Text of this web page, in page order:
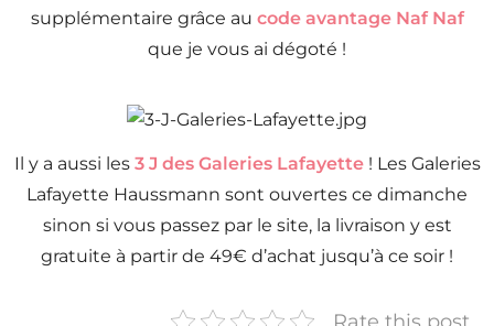
supplémentaire grâce au code avantage Naf Naf
que je vous ai dégoté !
Il y a aussi les 3 J des Galeries Lafayette! Les Galeries
Lafayette Haussmann sont ouvertes ce dimanche
sinon si vous passez par le site, la livraison y est
gratuite à partir de 49€ d’achat jusqu’à ce soir !
Rate this post